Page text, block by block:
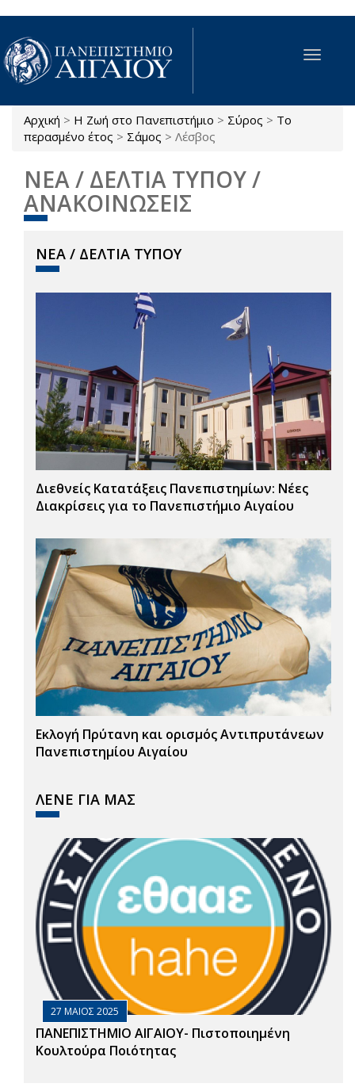
Παράκαμψη προς το κυρίως περιεχόμενο
Toggle
Είστε εδώ
Αρχική > Η Ζωή στο Πανεπιστήμιο > Σύρος > Το
περασμένο έτος > Σάμος > Λέσβος
ΝΕΑ / ΔΕΛΤΙΑ ΤΥΠΟΥ /
ΑΝΑΚΟΙΝΩΣΕΙΣ
ΝΕΑ / ΔΕΛΤΙΑ ΤΥΠΟΥ
Διεθνείς Κατατάξεις Πανεπιστημίων: Νέες
Διακρίσεις για το Πανεπιστήμιο Αιγαίου
Εκλογή Πρύτανη και ορισμός Αντιπρυτάνεων
Πανεπιστημίου Αιγαίου
ΛΕΝΕ ΓΙΑ ΜΑΣ
27 ΜΑΙΟΣ 2025
ΠΑΝΕΠΙΣΤΗΜΙΟ ΑΙΓΑΙΟΥ- Πιστοποιημένη
Κουλτούρα Ποιότητας